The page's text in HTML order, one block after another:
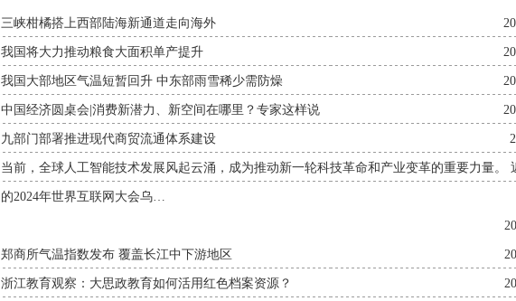
三峡柑橘搭上西部陆海新通道走向海外
我国将大力推动粮食大面积单产提升
我国大部地区气温短暂回升 中东部雨雪稀少需防燥
中国经济圆桌会|消费新潜力、新空间在哪里？专家这样说
九部门部署推进现代商贸流通体系建设
当前，全球人工智能技术发展风起云涌，成为推动新一轮科技革命和产业变革的重要力量。
的2024年世界互联网大会乌…
郑商所气温指数发布 覆盖长江中下游地区
浙江教育观察：大思政教育如何活用红色档案资源？